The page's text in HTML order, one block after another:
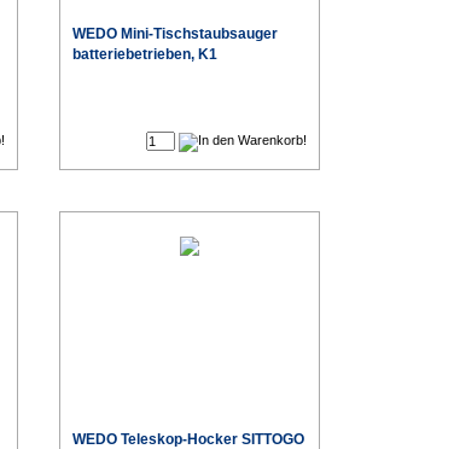
WEDO Mini-Tischstaubsauger
batteriebetrieben, K1
WEDO Teleskop-Hocker SITTOGO